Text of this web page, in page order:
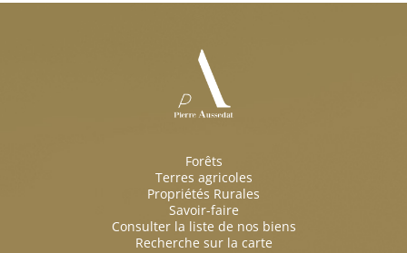
Forêts
Terres agricoles
Propriétés Rurales
Savoir-faire
Consulter la liste de nos biens
Recherche sur la carte